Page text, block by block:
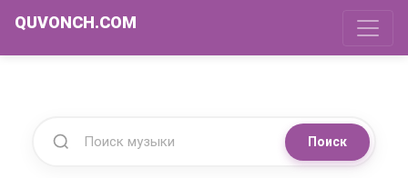
QUVONCH.COM
Поиск